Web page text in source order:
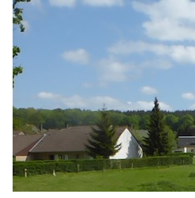
Aller
au
contenu